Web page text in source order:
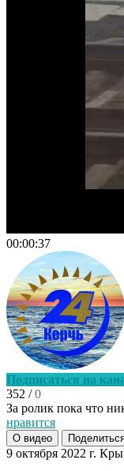
00:00:37
Подписаться на
352 /0
За ролик пока что
нравится
О видео
9 октября 2022 г.